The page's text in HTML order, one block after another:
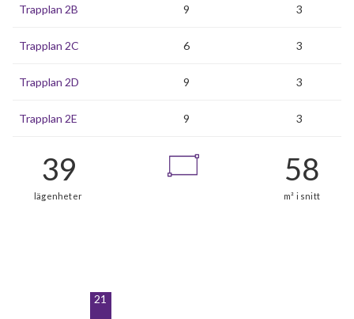
Trapplan 2B 9 3
Trapplan 2C 6 3
Trapplan 2D 9 3
Trapplan 2E 9 3
21